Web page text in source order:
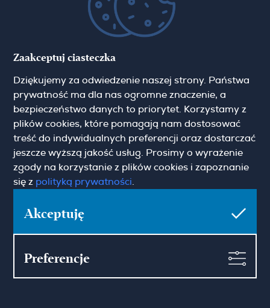
31-117 Krakow
(+48) 12 426 51 26
krakow@hamiltonmay.com
Hamilton May Wrocław
Zaakceptuj ciasteczka
Dziękujemy za odwiedzenie naszej strony. Państwa
prywatność ma dla nas ogromne znaczenie, a
bezpieczeństwo danych to priorytet. Korzystamy z
plików cookies, które pomagają nam dostosować
treść do indywidualnych preferencji oraz dostarczać
jeszcze wyższą jakość usług. Prosimy o wyrażenie
zgody na korzystanie z plików cookies i zapoznanie
się z polityką prywatności
Akceptuję
Preferencje